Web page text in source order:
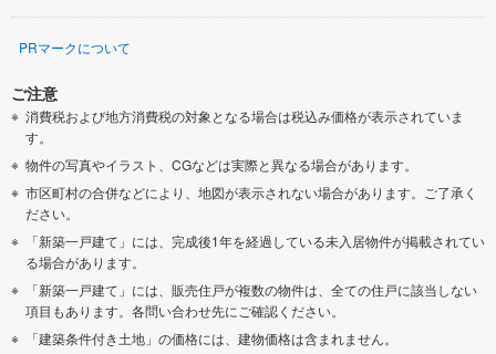
PRマークについて
ご注意
消費税および地方消費税の対象となる場合は税込み価格が表示されていま
す。
物件の写真やイラスト、CGなどは実際と異なる場合があります。
市区町村の合併などにより、地図が表示されない場合があります。ご了承く
ださい。
「新築一戸建て」には、完成後1年を経過している未入居物件が掲載されてい
る場合があります。
「新築一戸建て」には、販売住戸が複数の物件は、全ての住戸に該当しない
項目もあります。各問い合わせ先にご確認ください。
「建築条件付き土地」の価格には、建物価格は含まれません。